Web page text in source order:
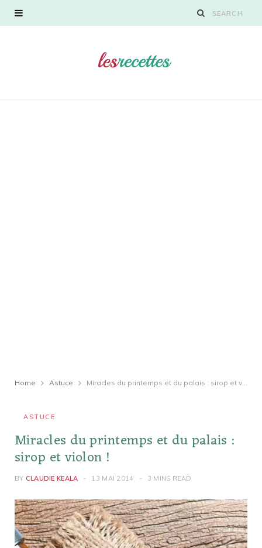
Home Astuce Miracles du printemps et du palais : sirop et violon !
ASTUCE
Miracles du printemps et du palais :
sirop et violon !
BY CLAUDIE KEALA 13 MAI 2014 3 MINS READ